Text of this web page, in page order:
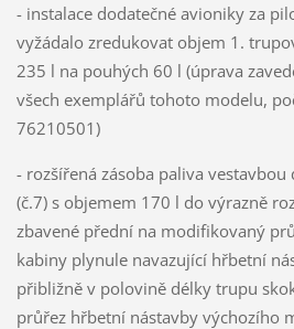
- instalace dodatečné avioniky za
vyžádalo zredukovat objem 1.
235 l na pouhých 60 l (úprava
všech exemplářů tohoto modelu,
76210501)
- rozšířená zásoba paliva vestavbou
(č.7) s objemem 170 l do výrazně
zbavené přední na modifikovaný
kabiny plynule navazující hřbetní
přibližně v polovině délky trupu
průřez hřbetní nástavby výchozího